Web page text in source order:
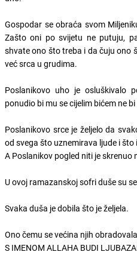
Gospodar se obraća svom
Zašto oni po svijetu ne putuju,
shvate ono što treba i da čuju ono
već srca u grudima.
Poslanikovo uho je osluškivalo
ponudio bi mu se cijelim bićem ne
Poslanikovo srce je željelo da
od svega što uznemirava ljude i
A Poslanikov pogled niti je skrenuo
U ovoj ramazanskoj sofri duše su
Svaka duša je dobila što je željela.
Ono čemu se većina njih
S IMENOM ALLAHA BUDI